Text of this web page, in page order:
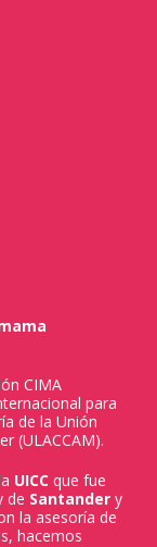
CIMA
para
de la Unión
(ULACCAM).
UICC que fue
de Santander y
la asesoría de
hacemos